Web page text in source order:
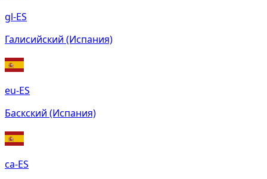
gl-ES
Галисийский (Испания)
eu-ES
Баскский (Испания)
ca-ES